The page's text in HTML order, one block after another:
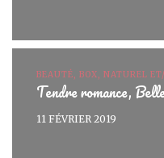
BEAUTÉ, BOX, NATUREL
Tendre romance,
11 FÉVRIER 2019